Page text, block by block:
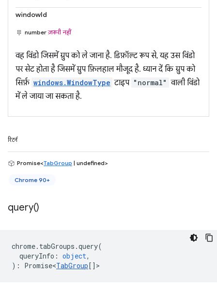
windowId
numberज़रूरी नहीं
वह विंडो जिसमें ग्रुप को ले जाना है. डिफ़ॉल्ट रूप से, यह उस विंडो
पर सेट होता है जिसमें ग्रुप फ़िलहाल मौजूद है. ध्यान दें कि ग्रुप को
सिर्फ़ windows.WindowType टाइप "normal" वाली विंडो
में ले जाया जा सकता है.
रिटर्न
Promise<TabGroup | undefined>
Chrome 90+
query()
chrome. tabGroups .query(
queryInfo : object,
) : Promise<TabGroup[] >